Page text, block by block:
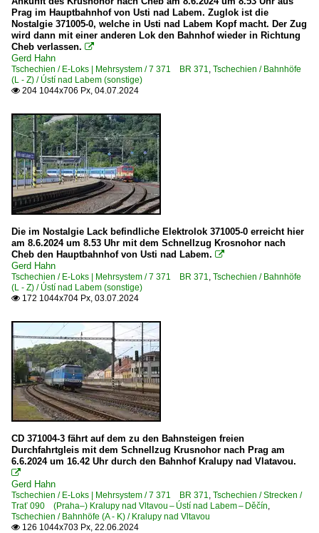
Prag im Hauptbahnhof von Usti nad Labem. Zuglok ist die
Nostalgie 371005-0, welche in Usti nad Labem Kopf macht. Der Zug
wird dann mit einer anderen Lok den Bahnhof wieder in Richtung
Cheb verlassen. 
Gerd Hahn
Tschechien / E-Loks | Mehrsystem / 7 371 BR 371, Tschechien / Bahnhöfe
(L - Z) / Ústí nad Labem (sonstige)
 204 1044x706 Px, 04.07.2024
Die im Nostalgie Lack befindliche Elektrolok 371005-0 erreicht hier
am 8.6.2024 um 8.53 Uhr mit dem Schnellzug Krosnohor nach
Cheb den Hauptbahnhof von Usti nad Labem. 
Gerd Hahn
Tschechien / E-Loks | Mehrsystem / 7 371 BR 371, Tschechien / Bahnhöfe
(L - Z) / Ústí nad Labem (sonstige)
 172 1044x704 Px, 03.07.2024
CD 371004-3 fährt auf dem zu den Bahnsteigen freien
Durchfahrtgleis mit dem Schnellzug Krusnohor nach Prag am
6.6.2024 um 16.42 Uhr durch den Bahnhof Kralupy nad Vlatavou.

Gerd Hahn
Tschechien / E-Loks | Mehrsystem / 7 371 BR 371, Tschechien / Strecken /
Trať 090 (Praha–) Kralupy nad Vltavou – Ústí nad Labem – Děčín,
Tschechien / Bahnhöfe (A - K) / Kralupy nad Vltavou
 126 1044x703 Px, 22.06.2024